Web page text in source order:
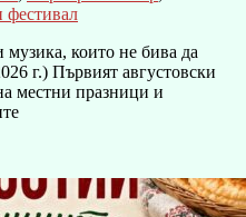
фестивал
музика, които не бива да
г.) Първият августовски
местни празници и